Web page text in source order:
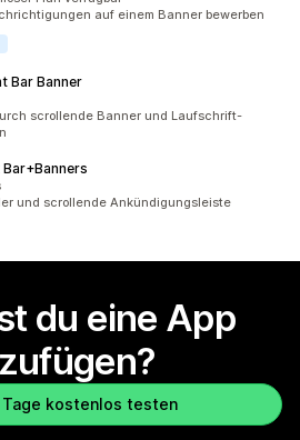
auf einem Banner bewerben
Bar Banner
scrollende Banner und Laufschrift-
und scrollende Ankündigungsleiste
du eine App
Tage kostenlos testen